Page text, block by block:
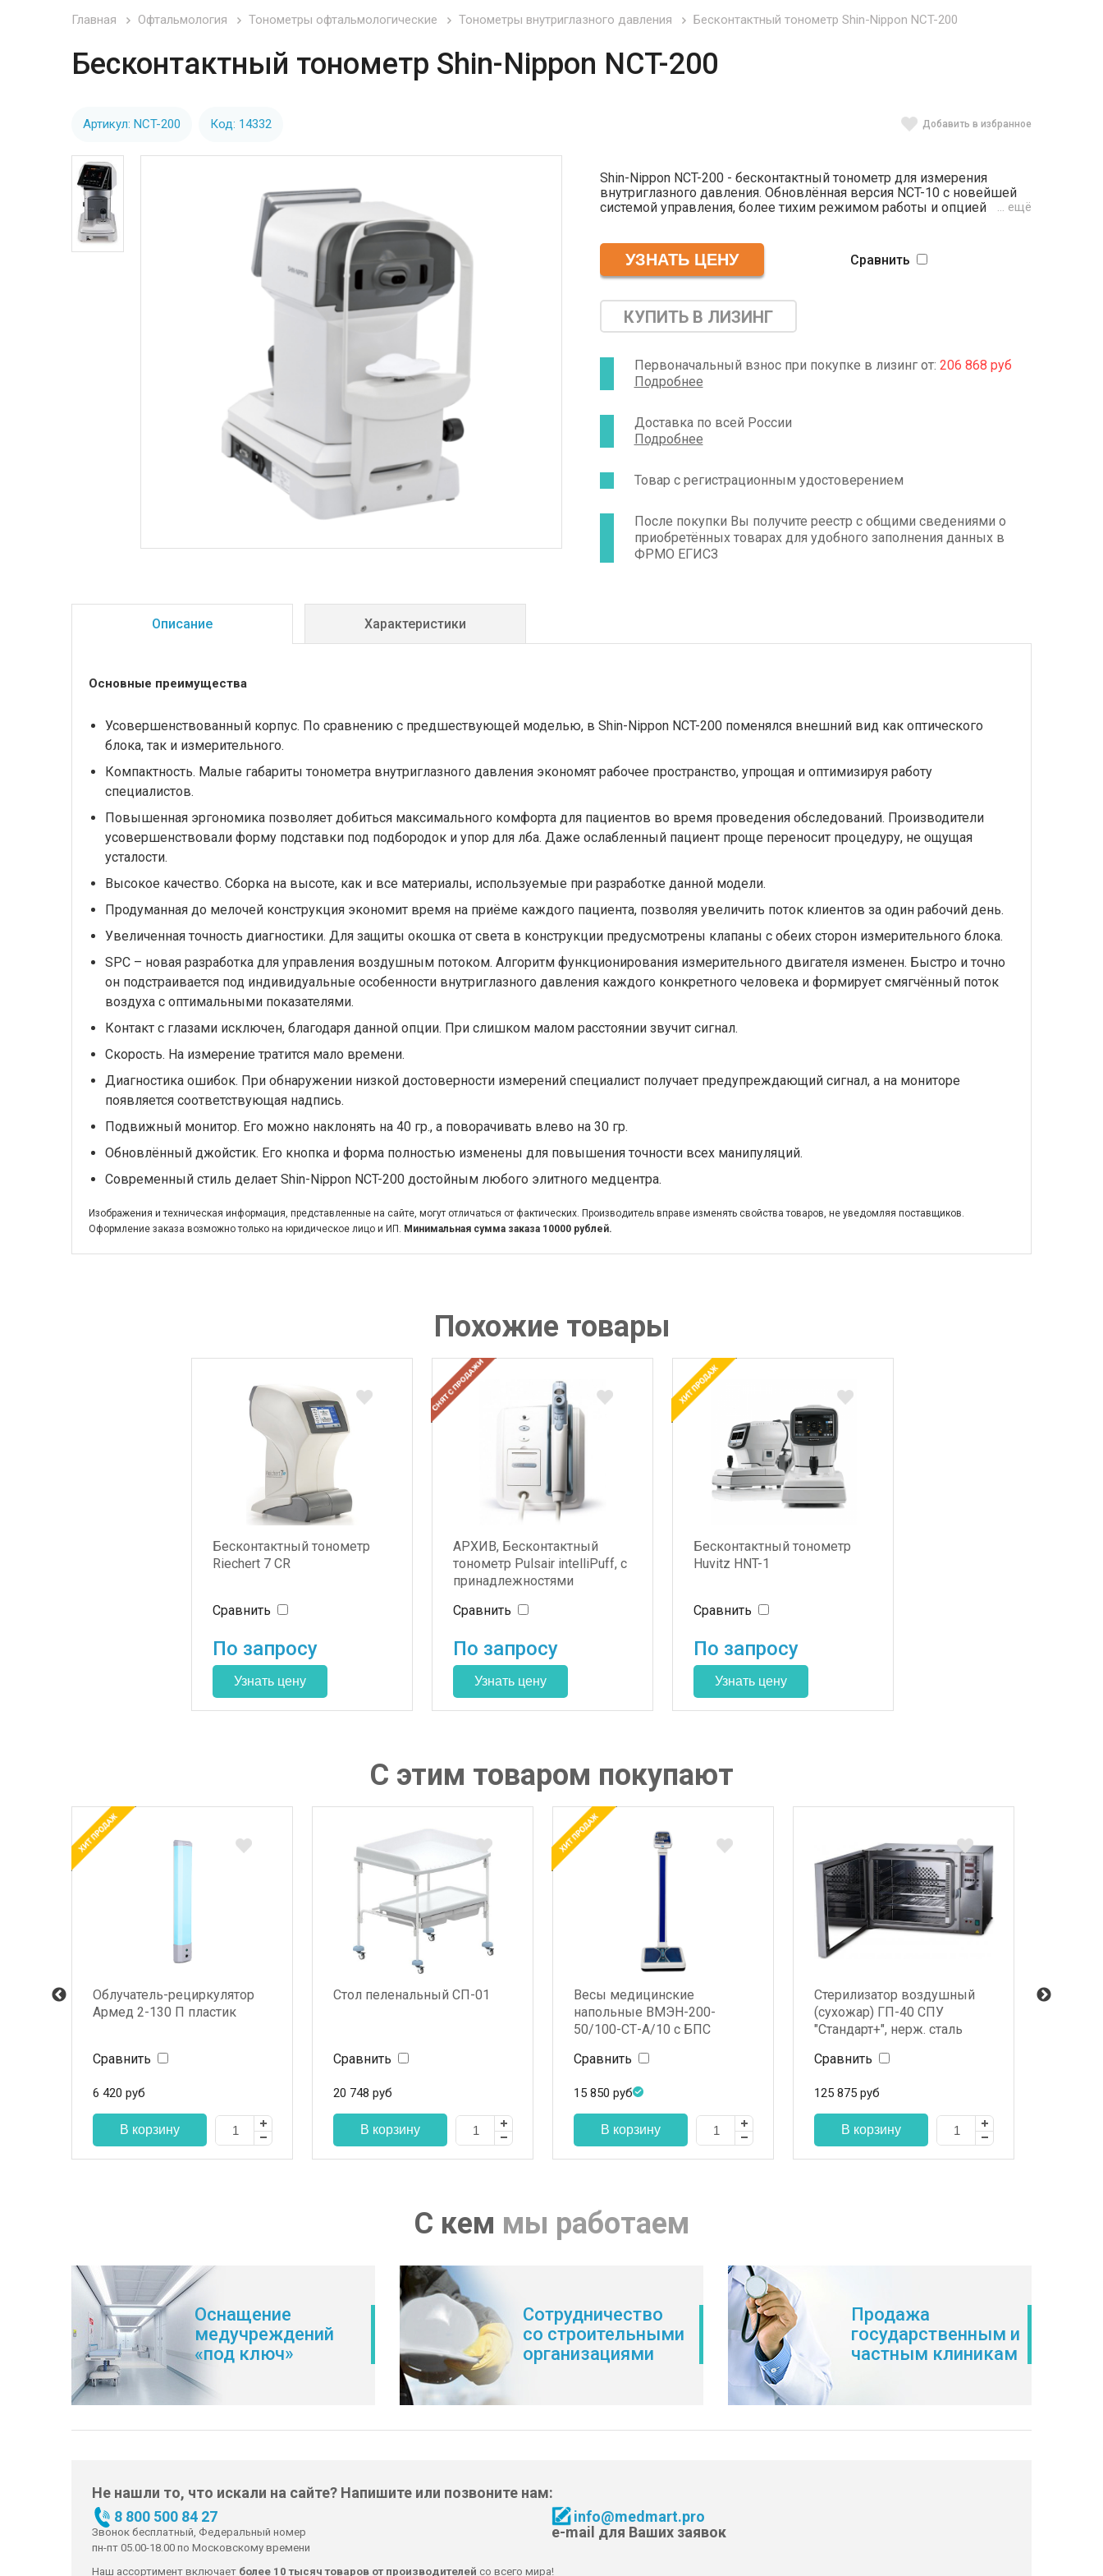
Главная Офтальмология Тонометры офтальмологические Тонометры внутриглазного давления Бесконтактный тонометр Shin-Nippon NCT-200
Бесконтактный тонометр Shin-Nippon NCT-200
Артикул: NCT-200 Код: 14332 Добавить в избранное
Shin-Nippon NCT-200 - бесконтактный тонометр для измерения
внутриглазного давления. Обновлённая версия NCT-10 с новейшей
системой управления, более тихим режимом работы и опцией
Новый эргономичный дизайн с лёгкостью впишется в любое
отделение диагностического центра или кабинет офтальмолога.
… ещё
Сравнить
КУПИТЬ В ЛИЗИНГ
Первоначальный взнос при покупке в лизинг от: 206 868 руб
Подробнее
Доставка по всей России
Подробнее
Товар с регистрационным удостоверением
После покупки Вы получите реестр с общими сведениями о
приобретённых товарах для удобного заполнения данных в
ФРМО ЕГИСЗ
Описание Характеристики
Основные преимущества
Усовершенствованный корпус. По сравнению с предшествующей моделью, в Shin-Nippon NCT-200 поменялся внешний вид как оптического
блока, так и измерительного.
Компактность. Малые габариты тонометра внутриглазного давления экономят рабочее пространство, упрощая и оптимизируя работу
специалистов.
Повышенная эргономика позволяет добиться максимального комфорта для пациентов во время проведения обследований. Производители
усовершенствовали форму подставки под подбородок и упор для лба. Даже ослабленный пациент проще переносит процедуру, не ощущая
усталости.
Высокое качество. Сборка на высоте, как и все материалы, используемые при разработке данной модели.
Продуманная до мелочей конструкция экономит время на приёме каждого пациента, позволяя увеличить поток клиентов за один рабочий день.
Увеличенная точность диагностики. Для защиты окошка от света в конструкции предусмотрены клапаны с обеих сторон измерительного блока.
SPС – новая разработка для управления воздушным потоком. Алгоритм функционирования измерительного двигателя изменен. Быстро и точно
он подстраивается под индивидуальные особенности внутриглазного давления каждого конкретного человека и формирует смягчённый поток
воздуха с оптимальными показателями.
Контакт с глазами исключен, благодаря данной опции. При слишком малом расстоянии звучит сигнал.
Скорость. На измерение тратится мало времени.
Диагностика ошибок. При обнаружении низкой достоверности измерений специалист получает предупреждающий сигнал, а на мониторе
появляется соответствующая надпись.
Подвижный монитор. Его можно наклонять на 40 гр., а поворачивать влево на 30 гр.
Обновлённый джойстик. Его кнопка и форма полностью изменены для повышения точности всех манипуляций.
Современный стиль делает Shin-Nippon NCT-200 достойным любого элитного медцентра.
Изображения и техническая информация, представленные на сайте, могут отличаться от фактических. Производитель вправе изменять свойства товаров, не уведомляя поставщиков.
Оформление заказа возможно только на юридическое лицо и ИП. Минимальная сумма заказа 10000 рублей.
Похожие товары
Бесконтактный тонометр
Riechert 7 CR
Сравнить
По запросу
АРХИВ, Бесконтактный
тонометр Pulsair intelliPuff, с
принадлежностями
Сравнить
По запросу
Бесконтактный тонометр
Huvitz HNT-1
Сравнить
По запросу
С этим товаром покупают
Облучатель-рециркулятор
Армед 2-130 П пластик
Сравнить
6 420 руб
Стол пеленальный СП-01
Сравнить
20 748 руб
Весы медицинские
напольные ВМЭН-200-
50/100-СТ-А/10 с БПС
Сравнить
15 850 руб
Стерилизатор воздушный
(сухожар) ГП-40 СПУ
"Стандарт+", нерж. сталь
Сравнить
125 875 руб
С кем мы работаем
Оснащение
медучреждений
«под ключ»
Сотрудничество
со строительными
организациями
Продажа
государственным и
частным клиникам
Не нашли то, что искали на сайте? Напишите или позвоните нам:
8 800 500 84 27
Звонок бесплатный, Федеральный номер
пн-пт 05.00-18.00 по Московскому времени
info@medmart.pro
e-mail для Ваших заявок
Наш ассортимент включает более 10 тысяч товаров от производителей со всего мира!